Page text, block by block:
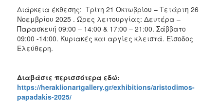
Διάρκεια έκθεσης: Τρίτη 21 Οκτωβρίου – Τετάρτη 26
Νοεμβρίου 2025 . Ώρες λειτουργίας: Δευτέρα –
Παρασκευή 09:00 – 14:00 & 17:00 – 21:00. Σάββατο
09:00 -14:00. Κυριακές και αργίες κλειστά. Είσοδος
Ελεύθερη.
Διαβάστε περισσότερα εδώ:
https://heraklionartgallery.gr/exhibitions/aristodimos-
papadakis-2025/